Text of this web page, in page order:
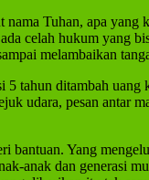
Tuhan, apa
celah hukum yang
melambaikan
tahun ditambah
udara, pesan antar
Yang
anak dan generasi